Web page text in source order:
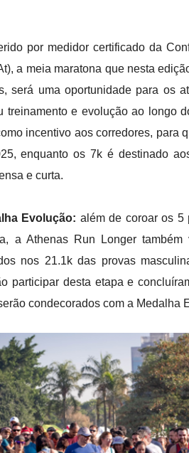
por medidor certificado da
a meia maratona que nesta
será uma oportunidade para os
treinamento e evolução ao longo
incentivo aos corredores, para
enquanto os 7k é destinado
e curta.
Evolução: além de coroar os 5
a Athenas Run Longer
nos 21.1k das provas
participar desta etapa e
condecorados com a Medalha